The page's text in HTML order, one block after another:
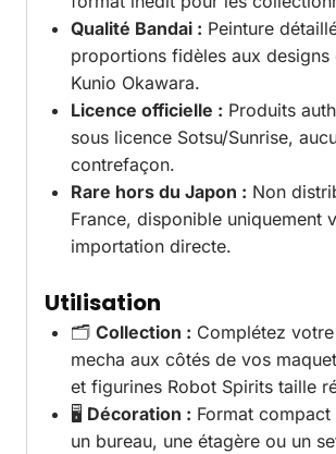
Qualité Bandai : Peinture
proportions fidèles aux designs
Kunio Okawara.
Licence officielle : Produits
sous licence Sotsu/Sunrise,
contrefaçon.
Rare hors du Japon : Non
France, disponible uniquement
importation directe.
Utilisation
🗂️ Collection : Complétez
mecha aux côtés de vos
et figurines Robot Spirits taille
🖥️ Décoration : Format
un bureau, une étagère ou un